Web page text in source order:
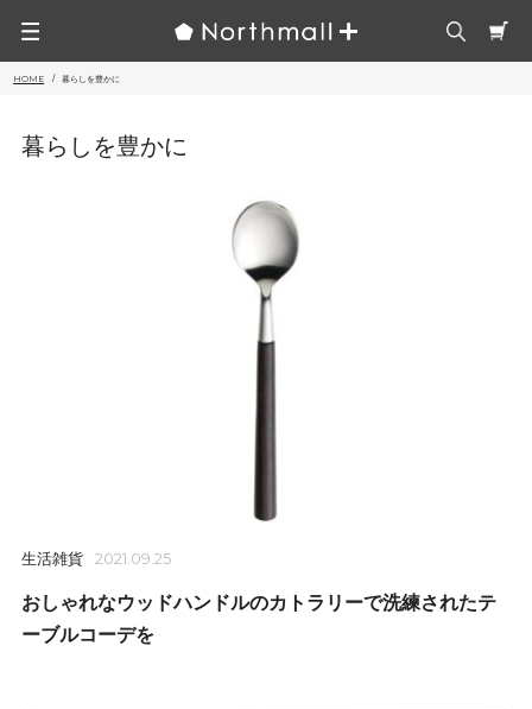
HOME 暮らしを豊かに
暮らしを豊かに
生活雑貨 2021.09.25
おしゃれなウッドハンドルのカトラリーで洗練されたテ
ーブルコーデを